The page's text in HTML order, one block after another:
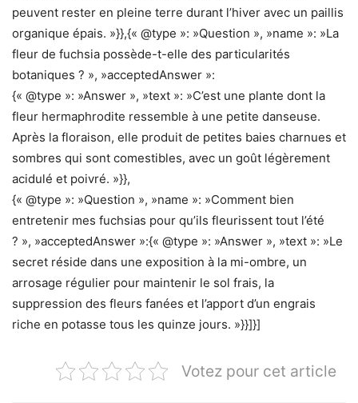
peuvent rester en pleine terre durant l’hiver avec un paillis
organique épais. »}},{« @type »: »Question », »name »: »La
fleur de fuchsia possède-t-elle des particularités
botaniques ? », »acceptedAnswer »:
{« @type »: »Answer », »text »: »C’est une plante dont la
fleur hermaphrodite ressemble à une petite danseuse.
Après la floraison, elle produit de petites baies charnues et
sombres qui sont comestibles, avec un goût légèrement
acidulé et poivré. »}},
{« @type »: »Question », »name »: »Comment bien
entretenir mes fuchsias pour qu’ils fleurissent tout l’été
? », »acceptedAnswer »:{« @type »: »Answer », »text »: »Le
secret réside dans une exposition à la mi-ombre, un
arrosage régulier pour maintenir le sol frais, la
suppression des fleurs fanées et l’apport d’un engrais
riche en potasse tous les quinze jours. »}}]}]
Votez pour cet article